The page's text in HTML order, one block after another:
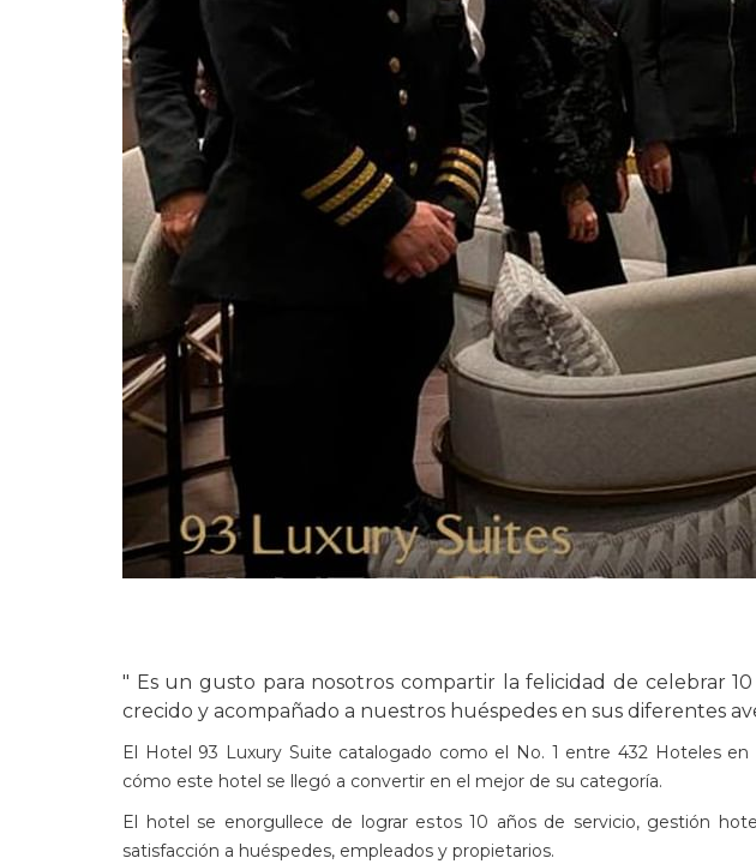
" Es un gusto para nosotros compartir la felicidad de celebrar
crecido y acompañado a nuestros huéspedes en sus diferentes
El Hotel 93 Luxury Suite catalogado como el No. 1 entre 432 Hoteles
cómo este hotel se llegó a convertir en el mejor de su categoría.
El hotel se enorgullece de lograr estos 10 años de servicio, gestión
satisfacción a huéspedes, empleados y propietarios.